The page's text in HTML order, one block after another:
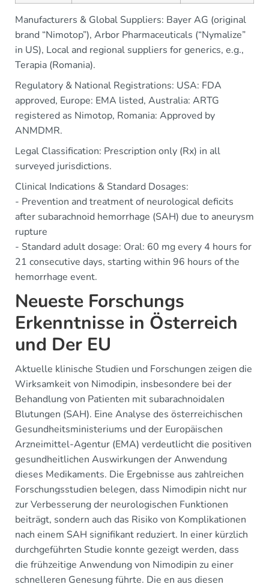
Manufacturers & Global Suppliers: Bayer AG (original
brand “Nimotop”), Arbor Pharmaceuticals (“Nymalize”
in US), Local and regional suppliers for generics, e.g.,
Terapia (Romania).
Regulatory & National Registrations: USA: FDA
approved, Europe: EMA listed, Australia: ARTG
registered as Nimotop, Romania: Approved by
ANMDMR.
Legal Classification: Prescription only (Rx) in all
surveyed jurisdictions.
Clinical Indications & Standard Dosages:
- Prevention and treatment of neurological deficits
after subarachnoid hemorrhage (SAH) due to aneurysm
rupture
- Standard adult dosage: Oral: 60 mg every 4 hours for
21 consecutive days, starting within 96 hours of the
hemorrhage event.
Neueste Forschungs
Erkenntnisse in Österreich
und Der EU
Aktuelle klinische Studien und Forschungen zeigen die
Wirksamkeit von Nimodipin, insbesondere bei der
Behandlung von Patienten mit subarachnoidalen
Blutungen (SAH). Eine Analyse des österreichischen
Gesundheitsministeriums und der Europäischen
Arzneimittel-Agentur (EMA) verdeutlicht die positiven
gesundheitlichen Auswirkungen der Anwendung
dieses Medikaments. Die Ergebnisse aus zahlreichen
Forschungsstudien belegen, dass Nimodipin nicht nur
zur Verbesserung der neurologischen Funktionen
beiträgt, sondern auch das Risiko von Komplikationen
nach einem SAH signifikant reduziert. In einer kürzlich
durchgeführten Studie konnte gezeigt werden, dass
die frühzeitige Anwendung von Nimodipin zu einer
schnelleren Genesung führte. Die en aus diesen